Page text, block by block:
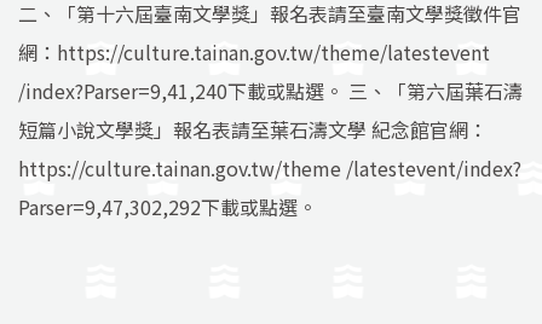
二、「第十六屆臺南文學獎」報名表請至臺南文學獎徵件官
網：https://culture.tainan.gov.tw/theme/latestevent
/index?Parser=9,41,240下載或點選。 三、「第六屆葉石濤
短篇小說文學獎」報名表請至葉石濤文學 紀念館官網：
https://culture.tainan.gov.tw/theme /latestevent/index?
Parser=9,47,302,292下載或點選。